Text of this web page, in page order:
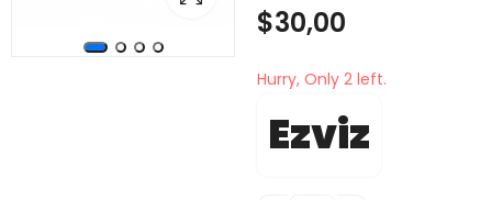
$30,00
Hurry, Only 2 left.
Ezviz